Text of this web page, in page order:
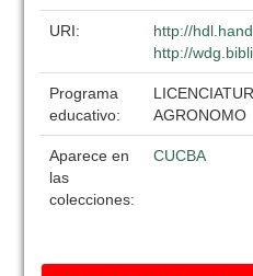
URI:
http://
http://
Programa
educativo:
AGRONOMO
Aparece en
las
colecciones:
CUCBA